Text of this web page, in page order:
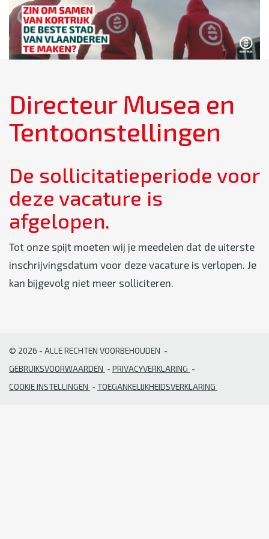
Directeur Musea en
Tentoonstellingen
De sollicitatieperiode voor
deze vacature is
afgelopen.
Tot onze spijt moeten wij je meedelen dat de uiterste
inschrijvingsdatum voor deze vacature is verlopen. Je
kan bijgevolg niet meer solliciteren.
Voet
© 2026 - ALLE RECHTEN VOORBEHOUDEN
GEBRUIKSVOORWAARDEN
PRIVACYVERKLARING
COOKIE INSTELLINGEN
TOEGANKELIJKHEIDSVERKLARING